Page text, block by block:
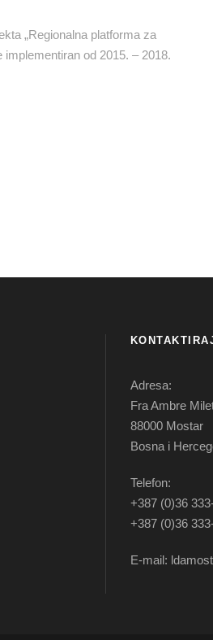
„Regionalna platforma za
implementiran od 2015. – 2018.
Adresa:
Fra Ambre
88000 Mostar
Bosna i
Telefon:
+387 (0)36
+387 (0)36
E-mail: